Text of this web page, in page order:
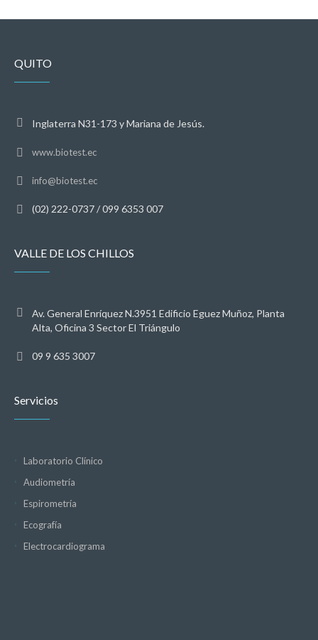
QUITO
Inglaterra N31-173 y Mariana de Jesús.
www.biotest.ec
info@biotest.ec
(02) 222-0737 / 099 6353 007
VALLE DE LOS CHILLOS
Av. General Enríquez N.3951 Edificio Eguez Muñoz, Planta
Alta, Oficina 3 Sector El Triángulo
09 9 635 3007
Servicios
Laboratorio Clínico
Audiometría
Espirometría
Ecografía
Electrocardiograma